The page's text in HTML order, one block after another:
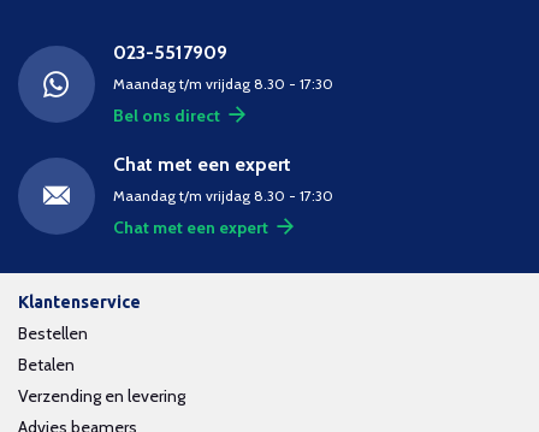
023-5517909
Maandag t/m vrijdag 8.30 - 17:30
Bel ons direct
Chat met een expert
Maandag t/m vrijdag 8.30 - 17:30
Chat met een expert
Klantenservice
Bestellen
Betalen
Verzending en levering
Advies beamers